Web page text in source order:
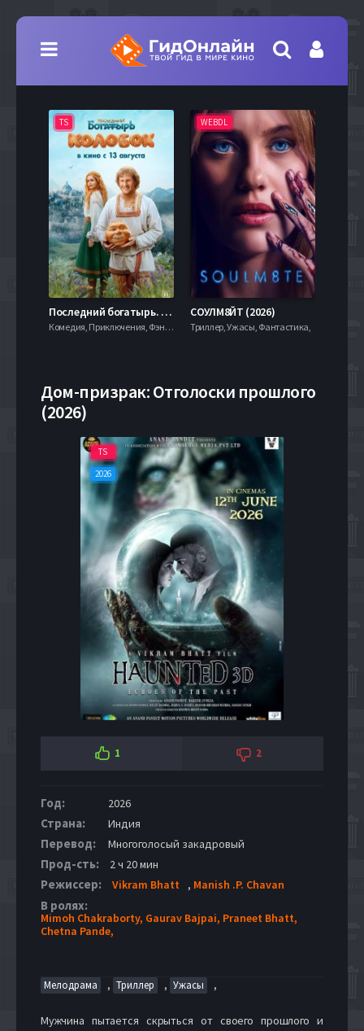
TS
Последний богатырь. Колобок (2026)
Комедия, Приключения, Фэнтези,
WEBDL
СОУЛМ8ЙТ (2026)
Триллер, Ужасы, Фантастика,
Дом-призрак: Отголоски прошлого
(2026)
TS
2026
1 2
Год: 2026
Страна: Индия
Перевод: Многоголосый закадровый
Прод-сть: 2 ч 20 мин
Режиссер: Vikram Bhatt , Manish .P. Chavan
В ролях:
Mimoh Chakraborty, Gaurav Bajpai, Praneet Bhatt,
Chetna Pande,
Мелодрама , Триллер , Ужасы ,
Мужчина пытается скрыться от своего прошлого и